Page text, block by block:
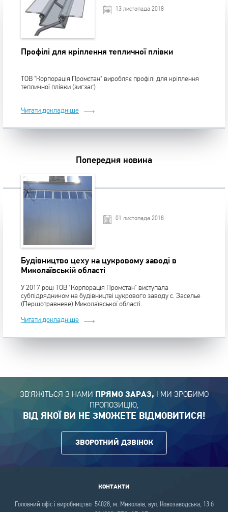
13 листопада 2018
Профілі для кріплення тепличної плівки
ТОВ "Корпорація Промстан" виробляє профілі для кріплення
тепличної плівки (зигзаг)
Читати докладніше
Попередня новина
01 листопада 2018
Будівництво цеху на цукровому заводі в
Миколаївській області
У 2017 році ТОВ "Корпорація Промстан" виступала
субпідрядником на будівництві цукрового заводу с. Заселье
(Першотравневе) Миколаївської області.
Читати докладніше
ЗВ'ЯЖІТЬСЯ З НАМИ ПРЯМО ЗАРАЗ, І МИ ЗРОБИМО
ПРОПОЗИЦІЮ,
ВІД ЯКОЇ ВИ НЕ ЗМОЖЕТЕ ВІДМОВИТИСЯ!
ЗВОРОТНИЙ ДЗВІНОК
КОНТАКТИ
Головний офіс і виробництво 54028, м. Миколаїв, вул. Новозаводська, 13 б